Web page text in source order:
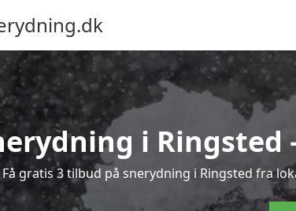
i
Få gratis 3 tilbud på snerydning i Ringsted fra